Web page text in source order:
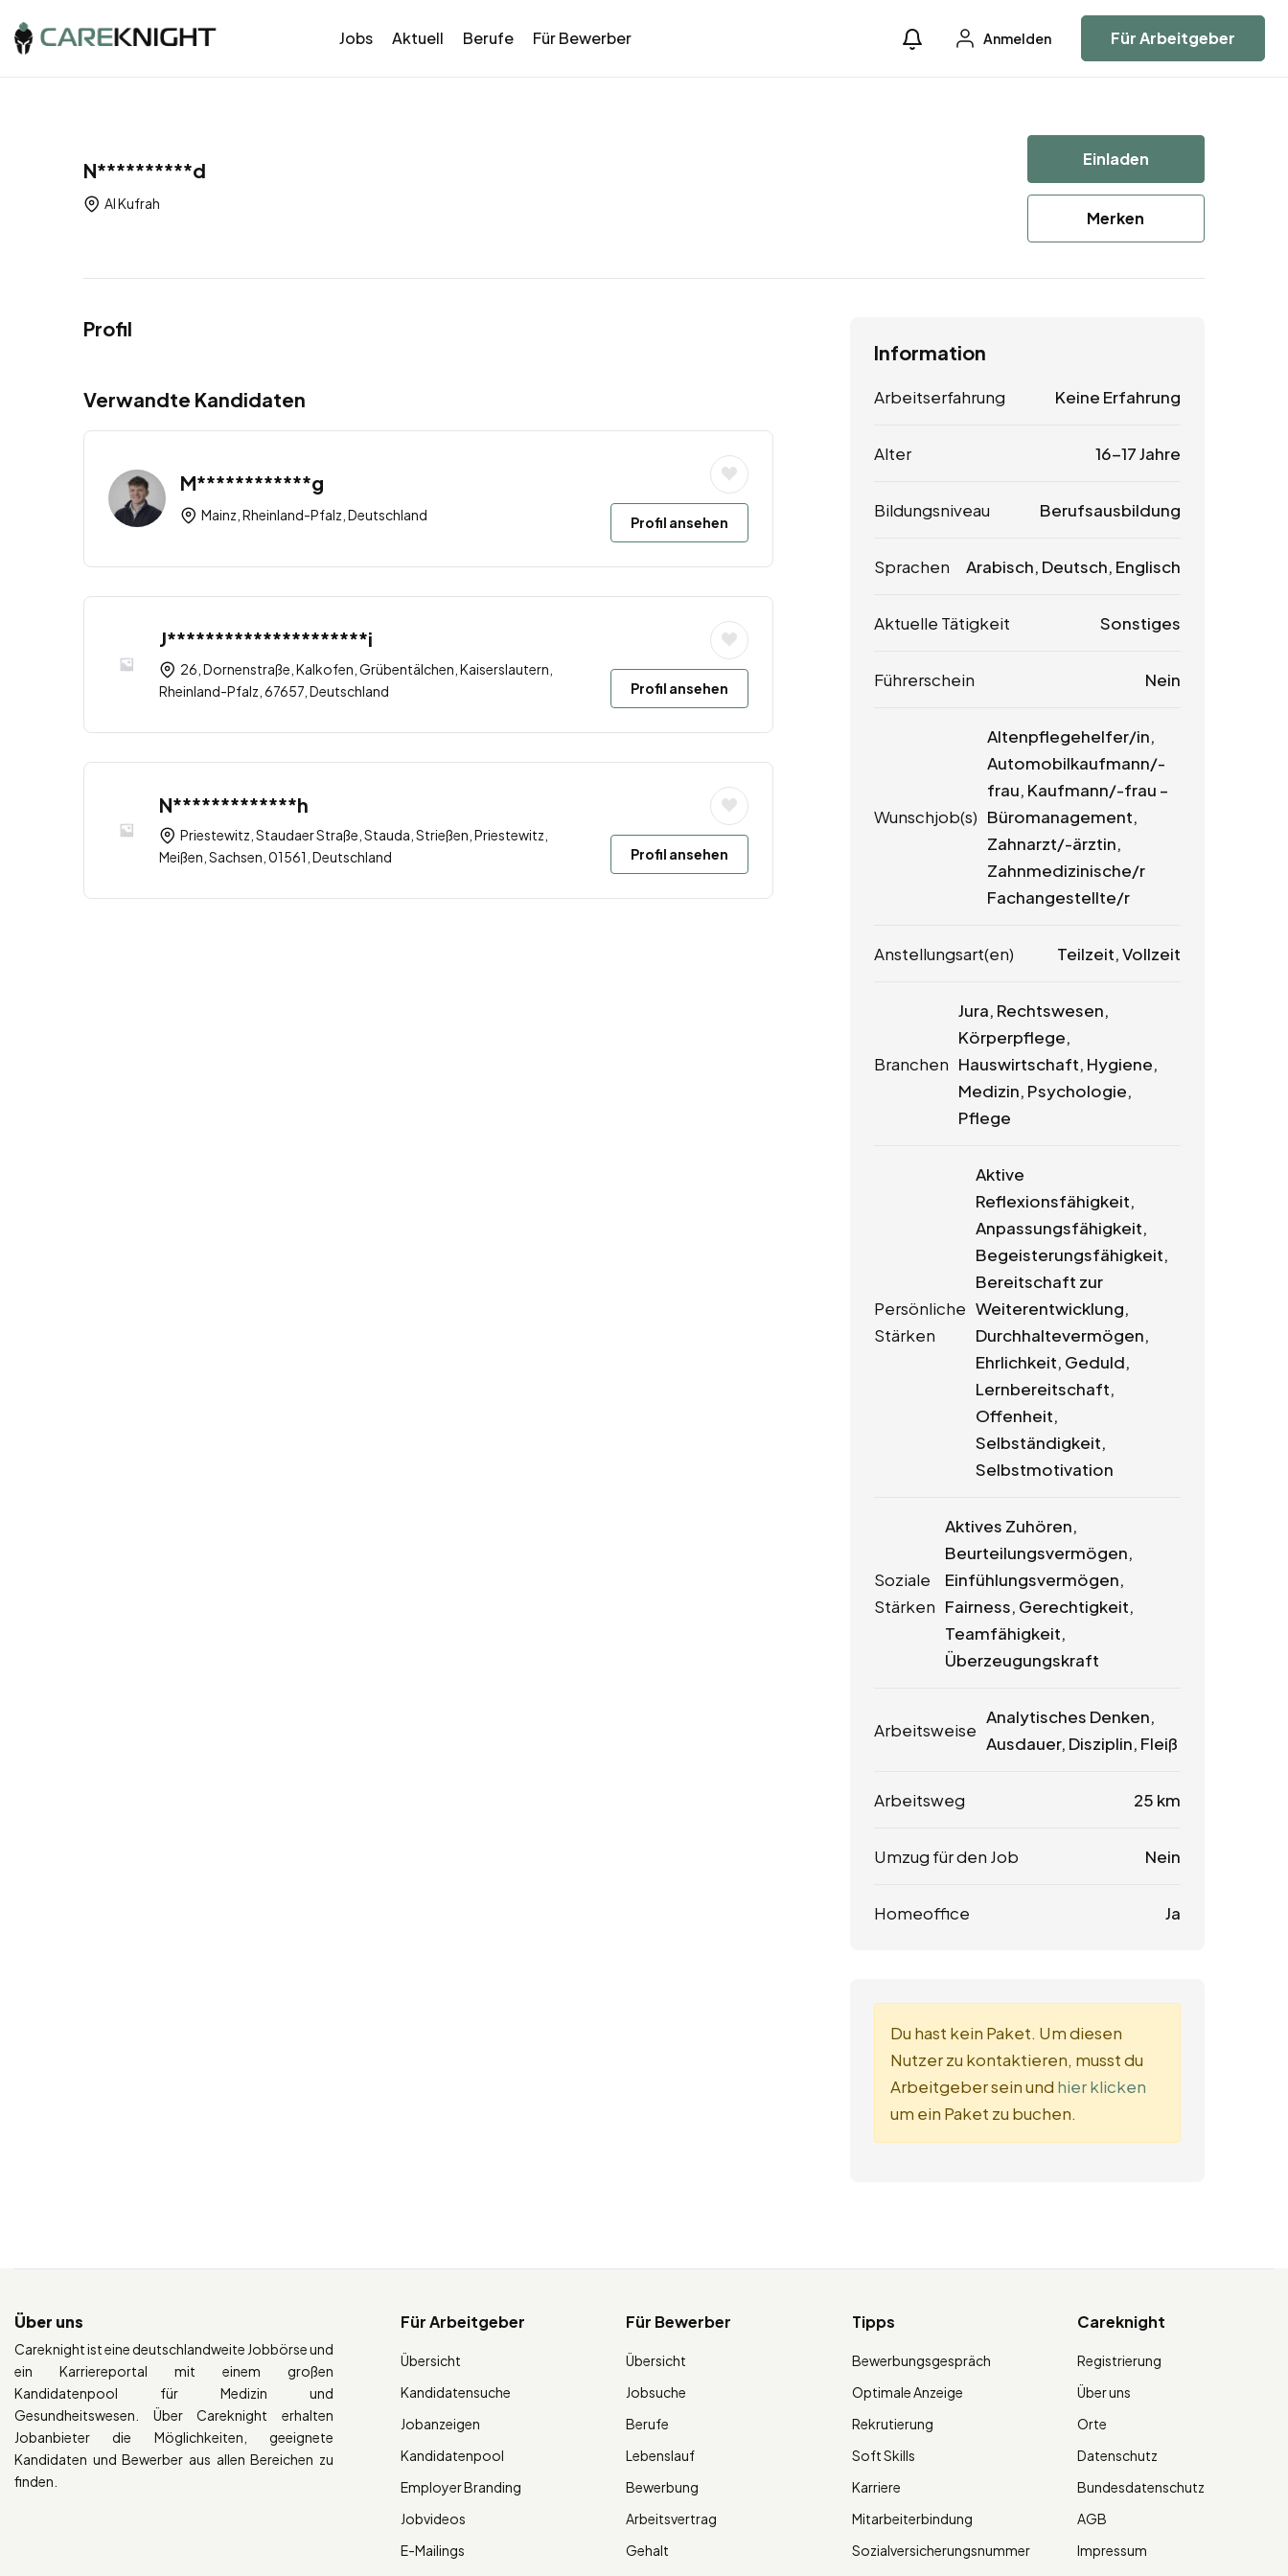
Jobs Aktuell Berufe Für Bewerber Anmelden Für Arbeitgeber
N**********d
Al Kufrah
Einladen
Merken
Profil
Verwandte Kandidaten
M************g
Mainz, Rheinland-Pfalz, Deutschland Profil ansehen
J*********************i
26, Dornenstraße, Kalkofen, Grübentälchen, Kaiserslautern,
Rheinland-Pfalz, 67657, Deutschland
Profil ansehen
N*************h
Priestewitz, Staudaer Straße, Stauda, Strießen, Priestewitz,
Meißen, Sachsen, 01561, Deutschland
Profil ansehen
Information
Arbeitserfahrung Keine Erfahrung
Alter 16-17 Jahre
Bildungsniveau Berufsausbildung
Sprachen Arabisch, Deutsch, Englisch
Aktuelle Tätigkeit Sonstiges
Führerschein Nein
Wunschjob(s)
Altenpflegehelfer/in,
Automobilkaufmann/-
frau, Kaufmann/-frau –
Büromanagement,
Zahnarzt/-ärztin,
Zahnmedizinische/r
Fachangestellte/r
Anstellungsart(en) Teilzeit, Vollzeit
Branchen
Jura, Rechtswesen,
Körperpflege,
Hauswirtschaft, Hygiene,
Medizin, Psychologie,
Pflege
Persönliche
Stärken
Aktive
Reflexionsfähigkeit,
Anpassungsfähigkeit,
Begeisterungsfähigkeit,
Bereitschaft zur
Weiterentwicklung,
Durchhaltevermögen,
Ehrlichkeit, Geduld,
Lernbereitschaft,
Offenheit,
Selbständigkeit,
Selbstmotivation
Soziale
Stärken
Aktives Zuhören,
Beurteilungsvermögen,
Einfühlungsvermögen,
Fairness, Gerechtigkeit,
Teamfähigkeit,
Überzeugungskraft
Arbeitsweise
Analytisches Denken,
Ausdauer, Disziplin, Fleiß
Arbeitsweg 25 km
Umzug für den Job Nein
Homeoffice Ja
Du hast kein Paket. Um diesen
Nutzer zu kontaktieren, musst du
Arbeitgeber sein und hier klicken
um ein Paket zu buchen.
Über uns
Careknight ist eine deutschlandweite Jobbörse und
ein Karriereportal mit einem großen
Kandidatenpool für Medizin und
Gesundheitswesen. Über Careknight erhalten
Jobanbieter die Möglichkeiten, geeignete
Kandidaten und Bewerber aus allen Bereichen zu
finden.
Für Arbeitgeber
Übersicht
Kandidatensuche
Jobanzeigen
Kandidatenpool
Employer Branding
Jobvideos
E-Mailings
Für Bewerber
Übersicht
Jobsuche
Berufe
Lebenslauf
Bewerbung
Arbeitsvertrag
Gehalt
Tipps
Bewerbungsgespräch
Optimale Anzeige
Rekrutierung
Soft Skills
Karriere
Mitarbeiterbindung
Sozialversicherungsnummer
Careknight
Registrierung
Über uns
Orte
Datenschutz
Bundesdatenschutz
AGB
Impressum